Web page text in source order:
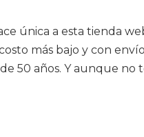
única a esta tienda
más bajo y con
50 años. Y aunque no